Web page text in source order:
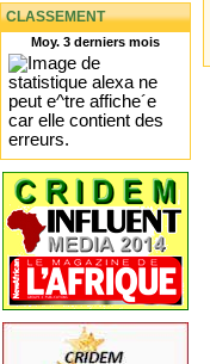
CLASSEMENT
Moy. 3 derniers mois